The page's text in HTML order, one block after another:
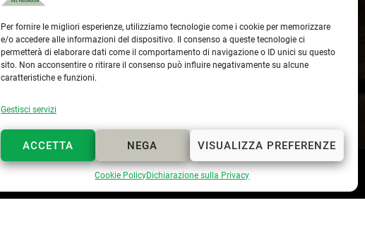
Per fornire le migliori esperienze, utilizziamo tecnologie come i cookie per memorizzare
e/o accedere alle informazioni del dispositivo. Il consenso a queste tecnologie ci
permetterà di elaborare dati come il comportamento di navigazione o ID unici su questo
sito. Non acconsentire o ritirare il consenso può influire negativamente su alcune
caratteristiche e funzioni.
Gestisci servizi
ACCETTA NEGA VISUALIZZA PREFERENZE
Cookie PolicyDichiarazione sulla Privacy
WebmasterLapo Cerchiai